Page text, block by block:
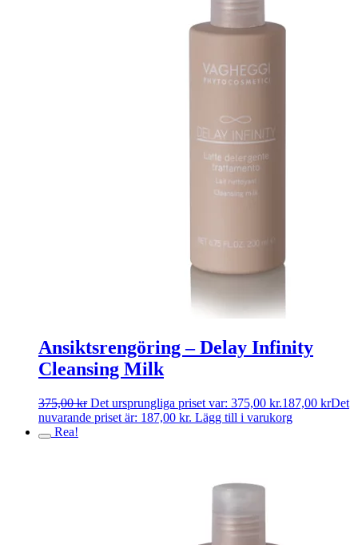
Ansiktsrengöring – Delay Infinity
Cleansing Milk
375,00kr Det ursprungliga priset var: 375,00 kr.187,00 krDet
nuvarande priset är: 187,00 kr. Lägg till i varukorg
Rea!